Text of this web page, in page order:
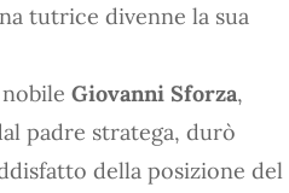
tutrice divenne la sua
Giovanni Sforza,
padre stratega, durò
della posizione del